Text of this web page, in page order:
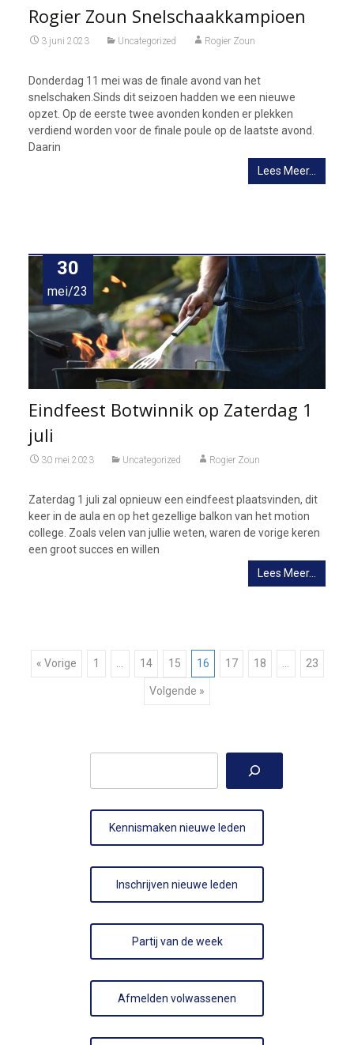
Rogier Zoun Snelschaakkampioen
3 juni 2023 Uncategorized Rogier Zoun
Donderdag 11 mei was de finale avond van het
snelschaken.Sinds dit seizoen hadden we een nieuwe
opzet. Op de eerste twee avonden konden er plekken
verdiend worden voor de finale poule op de laatste avond.
Daarin
Lees Meer…
30
mei/23
Eindfeest Botwinnik op Zaterdag 1
juli
30 mei 2023 Uncategorized Rogier Zoun
Zaterdag 1 juli zal opnieuw een eindfeest plaatsvinden, dit
keer in de aula en op het gezellige balkon van het motion
college. Zoals velen van jullie weten, waren de vorige keren
een groot succes en willen
Lees Meer…
Berichtnavigatie
« Vorige 1 14 15 16 17 18 23
Volgende »
Kennismaken nieuwe leden
Inschrijven nieuwe leden
Partij van de week
Afmelden volwassenen